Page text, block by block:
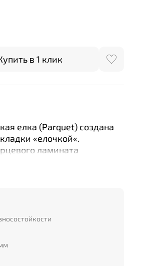
в 1 клик
елка (Parquet) создана
«елочкой«.
ламината
паркет, полностью